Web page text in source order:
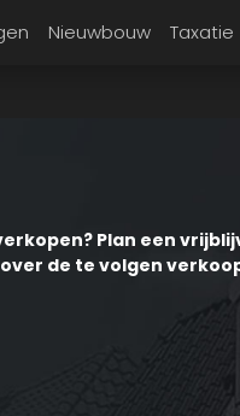
Nieuwbouw Taxatie
Plan een
de te volgen